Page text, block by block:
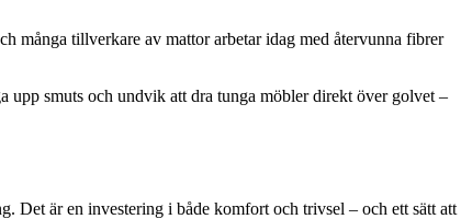
många tillverkare av mattor arbetar idag med återvunna fibrer
upp smuts och undvik att dra tunga möbler direkt över golvet –
Det är en investering i både komfort och trivsel – och ett sätt att